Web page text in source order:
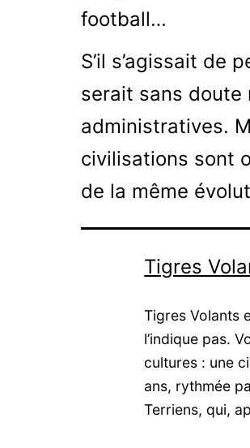
football…
S’il s’agissait de
serait sans doute
administratives.
civilisations sont
de la même
Tigres
Tigres Volants
l’indique pas.
cultures : une
ans, rythmée
Terriens, qui,